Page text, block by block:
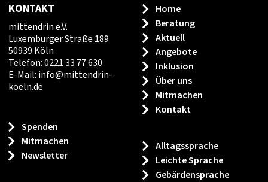
KONTAKT
mittendrin e.V.
Luxemburger Straße 189
50939 Köln
Telefon: 0221 33 77 630
E-Mail: info@mittendrin-
koeln.de
Spenden
Mitmachen
Newsletter
Home
Beratung
Aktuell
Angebote
Inklusion
Über uns
Mitmachen
Kontakt
Alltagssprache
Leichte Sprache
Gebärdensprache